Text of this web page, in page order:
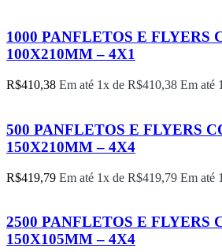
1000 PANFLETOS E FLYERS
100X210MM – 4X1
R$410,38 Em até 1x de R$410,38 Em até
500 PANFLETOS E FLYERS
150X210MM – 4X4
R$419,79 Em até 1x de R$419,79 Em até
2500 PANFLETOS E FLYERS
150X105MM – 4X4